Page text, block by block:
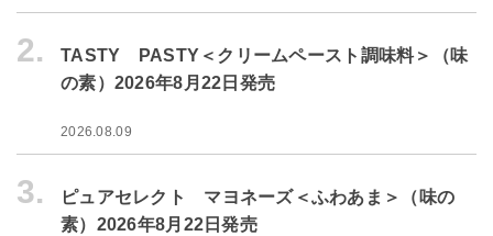
2.
TASTY PASTY＜クリームペースト調味料＞（味
の素）2026年8月22日発売
2026.08.09
3.
ピュアセレクト マヨネーズ＜ふわあま＞（味の
素）2026年8月22日発売